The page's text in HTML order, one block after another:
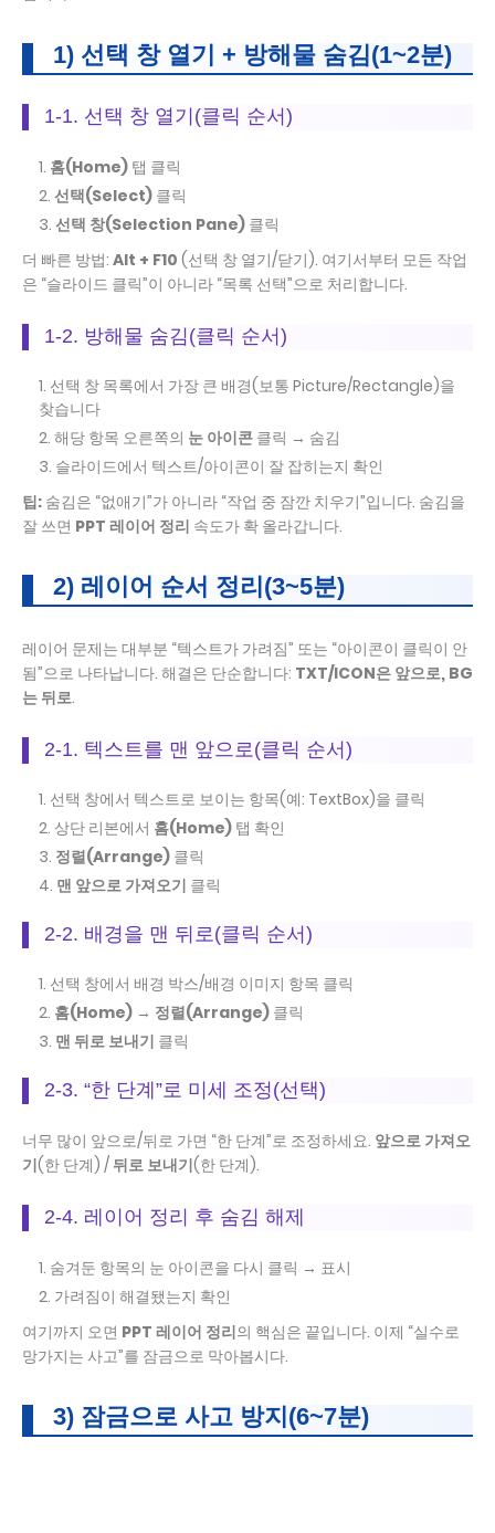
1) 선택 창 열기 + 방해물 숨김(1~2분)
1-1. 선택 창 열기(클릭 순서)
홈(Home) 탭 클릭
선택(Select) 클릭
선택 창(Selection Pane) 클릭
더 빠른 방법: Alt + F10 (선택 창 열기/닫기). 여기서부터 모든 작업
은 “슬라이드 클릭”이 아니라 “목록 선택”으로 처리합니다.
1-2. 방해물 숨김(클릭 순서)
선택 창 목록에서 가장 큰 배경(보통 Picture/Rectangle)을
찾습니다
해당 항목 오른쪽의 눈 아이콘 클릭 → 숨김
슬라이드에서 텍스트/아이콘이 잘 잡히는지 확인
팁: 숨김은 “없애기”가 아니라 “작업 중 잠깐 치우기”입니다. 숨김을
잘 쓰면 PPT 레이어 정리 속도가 확 올라갑니다.
2) 레이어 순서 정리(3~5분)
레이어 문제는 대부분 “텍스트가 가려짐” 또는 “아이콘이 클릭이 안
됨”으로 나타납니다. 해결은 단순합니다: TXT/ICON은 앞으로, BG
는 뒤로.
2-1. 텍스트를 맨 앞으로(클릭 순서)
선택 창에서 텍스트로 보이는 항목(예: TextBox)을 클릭
상단 리본에서 홈(Home) 탭 확인
정렬(Arrange) 클릭
맨 앞으로 가져오기 클릭
2-2. 배경을 맨 뒤로(클릭 순서)
선택 창에서 배경 박스/배경 이미지 항목 클릭
홈(Home) → 정렬(Arrange) 클릭
맨 뒤로 보내기 클릭
2-3. “한 단계”로 미세 조정(선택)
너무 많이 앞으로/뒤로 가면 “한 단계”로 조정하세요. 앞으로 가져오
기(한 단계) / 뒤로 보내기(한 단계).
2-4. 레이어 정리 후 숨김 해제
숨겨둔 항목의 눈 아이콘을 다시 클릭 → 표시
가려짐이 해결됐는지 확인
여기까지 오면 PPT 레이어 정리의 핵심은 끝입니다. 이제 “실수로
망가지는 사고”를 잠금으로 막아봅시다.
3) 잠금으로 사고 방지(6~7분)